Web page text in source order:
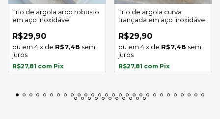
Trio de argola arco robusto
em aço inoxidável
R$29,90
4x de R$7,48 sem
juros
R$27,81 com Pix
Trio de argola curva
trançada em aço inoxidável
R$29,90
4x de R$7,48 sem
juros
R$27,81 com Pix